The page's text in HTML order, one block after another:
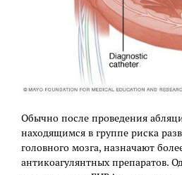
Обычно после проведения
находящимся в группе риска
головного мозга, назначают
антикоагулянтных препаратов.